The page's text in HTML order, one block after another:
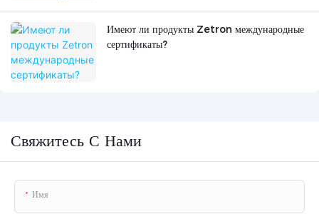
Имеют ли продукты Zetron международные
сертификаты?
Свяжитесь С Нами
Имя